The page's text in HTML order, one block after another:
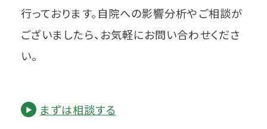
行っております。自院への影響分析やご相談が
ございましたら、お気軽にお問い合わせくださ
い。
まずは相談する